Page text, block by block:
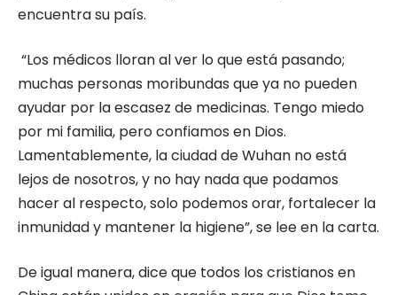
encuentra su país.
“Los médicos lloran al ver lo que está pasando;
muchas personas moribundas que ya no pueden
ayudar por la escasez de medicinas. Tengo miedo
por mi familia, pero confiamos en Dios.
Lamentablemente, la ciudad de Wuhan no está
lejos de nosotros, y no hay nada que podamos
hacer al respecto, solo podemos orar, fortalecer la
inmunidad y mantener la higiene”, se lee en la carta.
De igual manera, dice que todos los cristianos en